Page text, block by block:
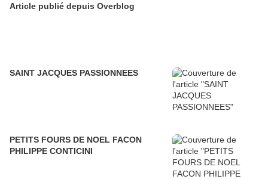
Article publié depuis Overblog
SAINT JACQUES PASSIONNEES
PETITS FOURS DE NOEL FACON
PHILIPPE CONTICINI